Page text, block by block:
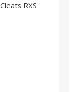
RXS